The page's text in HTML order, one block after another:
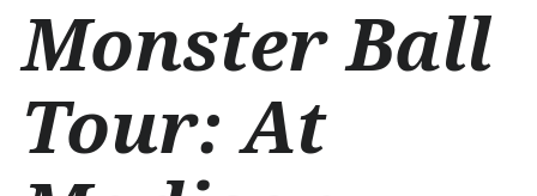
lMonster Ball
Tour: At